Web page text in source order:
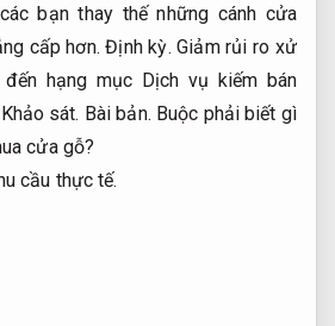
các bạn thay thế những cánh cửa
cấp hơn.Định kỳ. Giảm rủi ro xử
hạng mục Dịch vụ kiếm bán
Khảo sát. Bài bản. Buộc phải biết gì
cửa gỗ?
cầu thực tế.